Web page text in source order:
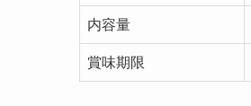
内容量
賞味期限